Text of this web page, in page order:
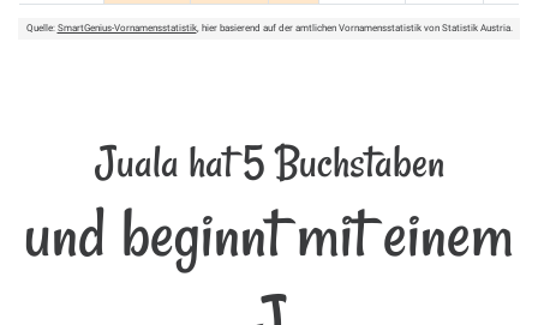
Quelle: SmartGenius-Vornamensstatistik, hier basierend auf der amtlichen Vornamensstatistik von Statistik Austria.
Juala hat 5 Buchstaben
und beginnt mit einem